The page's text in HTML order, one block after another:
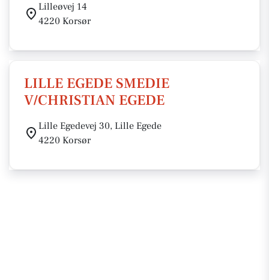
Lilleøvej 14
4220 Korsør
LILLE EGEDE SMEDIE
V/CHRISTIAN EGEDE
Lille Egedevej 30, Lille Egede
4220 Korsør